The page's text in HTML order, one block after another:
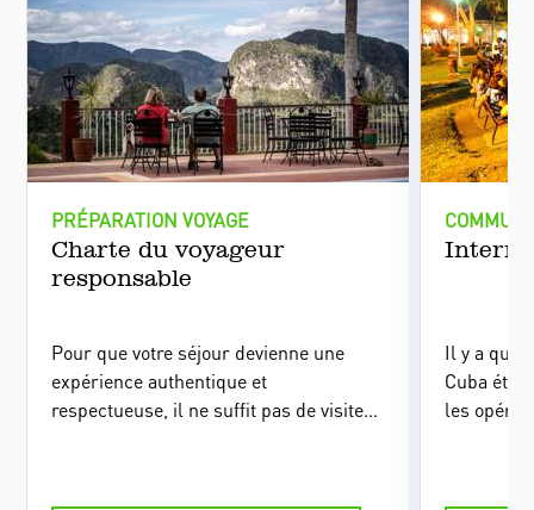
PRÉPARATION VOYAGE
Charte du voyageur
responsable
Pour que votre séjour devienne une
expérience authentique et
respectueuse, il ne suffit pas de visiter
Il y a
Cuba
les